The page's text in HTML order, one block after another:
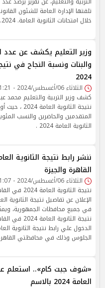
تلقتها الإدارة العامة للشئون
خلال امتحانات الثانوية العامة. 2024.
وزير التعليم يكشف عن عدد
والبنات ونسبة النجاح في
2024
الثلاثاء 06/أغسطس/2024 - 01:21 م
كشف وزير التربية والتعليم محمد
نتيجة الثانوية
المتقدمين والحاضرين والنسب
الثانوية العامة 2024 .
القاهرة والجيزة
الثلاثاء 06/أغسطس/2024 - 01:07 م
نتيجة
في جميع محافظات الجمهورية،
نتيجة
الجلوس وذلك في محافظتي
«شوف جبت كام».. استعلم عن
العامة 2024 بالاسم